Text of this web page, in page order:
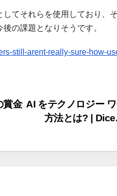
てそれらを使用しており、
の課題となりそうです。
still-arent-really-sure-how-
AI をテクノロジー
方法とは? |
賞金